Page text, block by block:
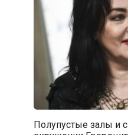
Полупустые залы и